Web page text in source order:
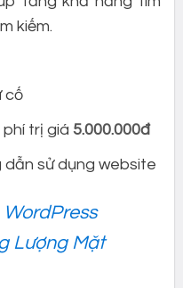
kiếm.
cố
trị giá 5.000.000đ
dẫn sử dụng website
WordPress
Lượng Mặt